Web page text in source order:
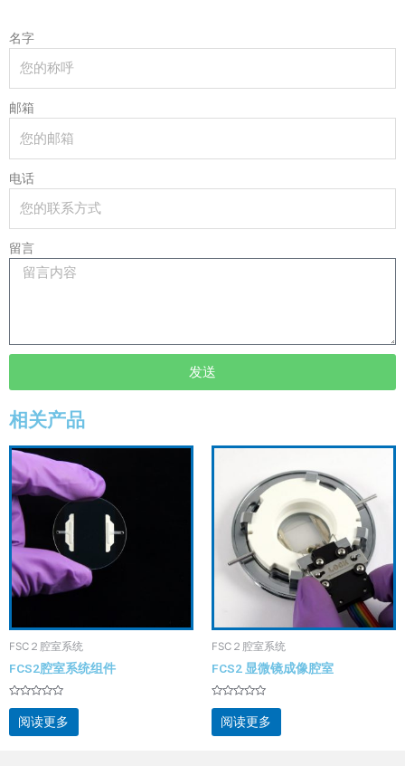
名字
邮箱
电话
留言
发送
相关产品
FSC２腔室系统
FCS2腔室系统组件
评
分
&sol;
阅读更多
FSC２腔室系统
FCS2 显微镜成像腔室
评
分
&sol;
阅读更多